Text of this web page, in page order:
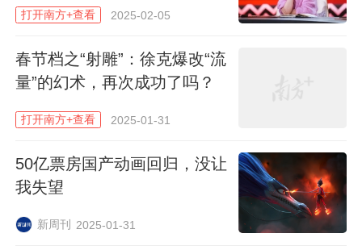
它的“路转粉”。
12年来，《熊出没》的世界越来越宽广，光
头强也被偷偷“洗白”，由伐木工变成坚定的
森林守护者。唯一不变的，是戏里戏外的人
科幻终章：未来世界的极致浪漫
2022年的《熊出没·重返地球》上映后，有
打开南方+查看 2025-02-05
春节档之“射雕”：徐克爆改“流
量”的幻术，再次成功了吗？
打开南方+查看 2025-01-31
50亿票房国产动画回归，没让
我失望
新周刊 2025-01-31